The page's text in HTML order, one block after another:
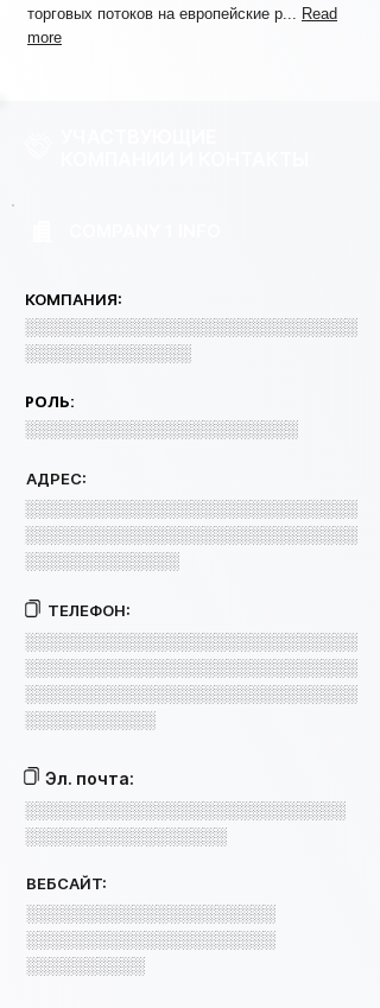
торговых потоков на европейские р... Read
more
КОМПАНИЯ:
░░░░░░░░░░░░░░░░░░░░░░░░░░░░
░░░░░░░░░░░░░░
РОЛЬ:
░░░░░░░░░░░░░░░░░░░░░░░
АДРЕС:
░░░░░░░░░░░░░░░░░░░░░░░░░░░░
░░░░░░░░░░░░░░░░░░░░░░░░░░░░
░░░░░░░░░░░░░
ТЕЛЕФОН:
░░░░░░░░░░░░░░░░░░░░░░░░░░░░
░░░░░░░░░░░░░░░░░░░░░░░░░░░░
░░░░░░░░░░░░░░░░░░░░░░░░░░░░
░░░░░░░░░░░
Эл. почта:
░░░░░░░░░░░░░░░░░░░░░░░░░░░
░░░░░░░░░░░░░░░░░
ВЕБСАЙТ:
░░░░░░░░░░░░░░░░░░░░░
░░░░░░░░░░░░░░░░░░░░░
░░░░░░░░░░